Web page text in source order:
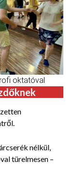
oktatóval
nélkül,
türelmesen –